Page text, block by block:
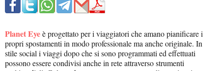
Planet Eyeè progettato per i viaggiatori che amano pianificare i
propri spostamenti in modo professionale ma anche originale. In
stile social i viaggi dopo che si sono programmati ed effettuati
possono essere condivisi anche in rete attraverso strumenti